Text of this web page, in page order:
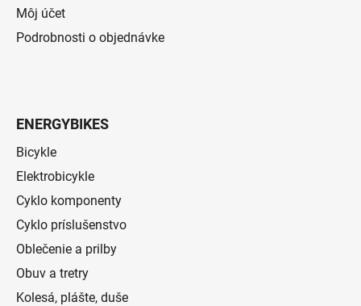
Môj účet
Podrobnosti o objednávke
ENERGYBIKES
Bicykle
Elektrobicykle
Cyklo komponenty
Cyklo príslušenstvo
Oblečenie a prilby
Obuv a tretry
Kolesá, plášte, duše